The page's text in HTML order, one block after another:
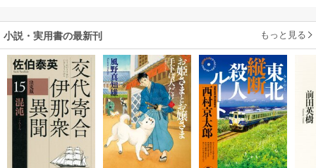
小説・実用書の最新刊 もっと見る